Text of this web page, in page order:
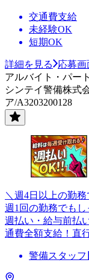
交通費支給
未経験OK
短期OK
詳細を見る
応募画
アルバイト・パート
シンテイ警備株式
ア/A3203200128
＼週4日以上の勤
週1回の勤務でも
週払い・給与前払
通費全額支給！直
警備スタッフ